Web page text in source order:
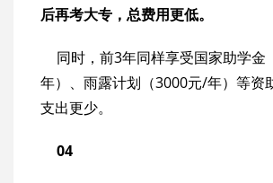
后再考大专，总费用更低。
同时，前3年同样享受国家助学金
年）、雨露计划（3000元/年）等资
支出更少。
04